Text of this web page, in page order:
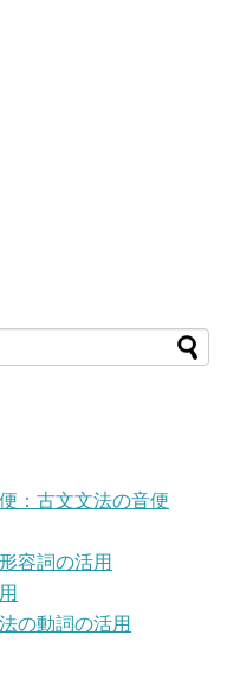
：古文文法の音便
容詞の活用
の動詞の活用